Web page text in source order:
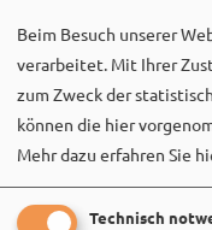
Beim Besuch unserer
verarbeitet. Mit Ihrer
zum Zweck der
können die hier
Mehr dazu erfahren Sie
Technisch